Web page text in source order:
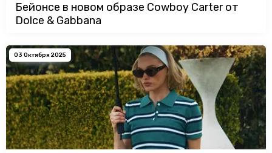
Бейонсе в новом образе Cowboy Carter от
Dolce & Gabbana
03 Октября 2025